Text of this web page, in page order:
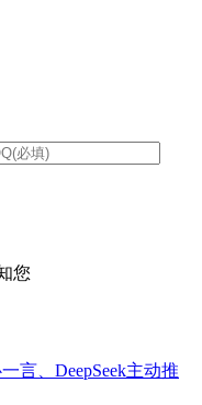
您
言、DeepSeek主动推